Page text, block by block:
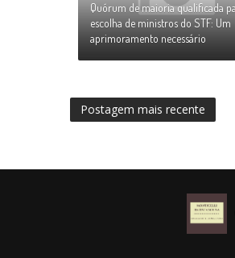
Quórum de maioria qualificada
escolha de ministros do STF: Um
aprimoramento necessário
Postagem mais recente